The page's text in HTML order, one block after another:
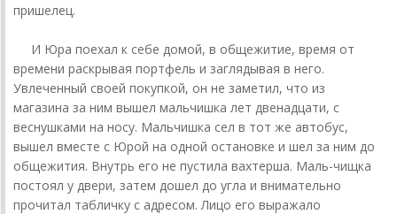
пришелец.
И Юра поехал к себе домой, в общежитие, время от
времени раскрывая портфель и заглядывая в него.
Увлеченный своей покупкой, он не заметил, что из
магазина за ним вышел мальчишка лет двенадцати, с
веснушками на носу. Мальчишка сел в тот же автобус,
вышел вместе с Юрой на одной остановке и шел за ним до
общежития. Внутрь его не пустила вахтерша. Маль-чищка
постоял у двери, затем дошел до угла и внимательно
прочитал табличку с адресом. Лицо его выражало